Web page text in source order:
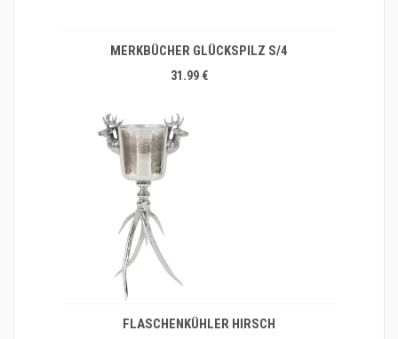
MERKBÜCHER GLÜCKSPILZ S/4
31.99 €
FLASCHENKÜHLER HIRSCH